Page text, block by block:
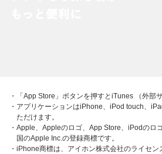
・「App Store」ボタンを押すとiTunes （外部
・アプリケーションはiPhone、iPod touch、
ただけます。
・Apple、Appleのロゴ、App Store、iPodのロ
国のApple Inc.の登録商標です。
・iPhone商標は、アイホン株式会社のライセン